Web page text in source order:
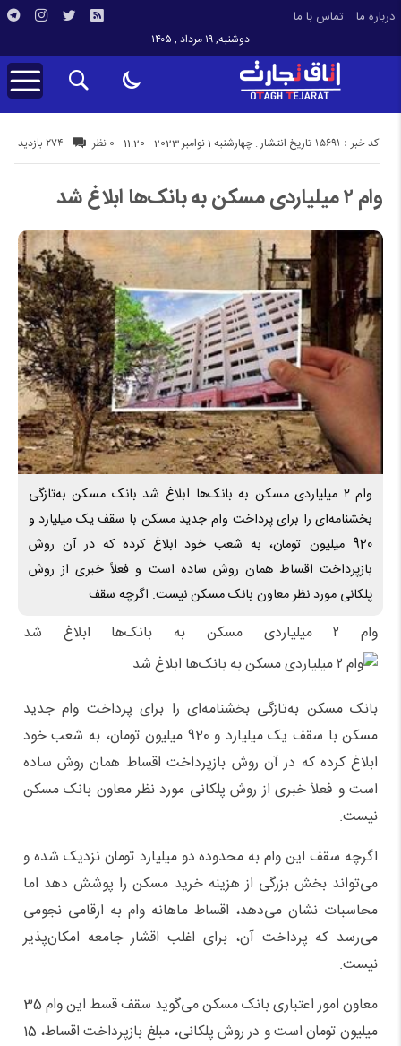
درباره ما تماس با ما
دوشنبه, ۱۹ مرداد , ۱۴۰۵
تاریخ انتشار : چهارشنبه 1 نوامبر 2023 - 11:20 274 بازدید کد خبر : 15691 0 نظر
وام ۲ میلیاردی مسکن به بانک‌ها ابلاغ شد
وام ۲ میلیاردی مسکن به بانک‌ها ابلاغ شد بانک مسکن به‌تازگی
بخشنامه‌ای را برای پرداخت وام جدید مسکن با سقف یک میلیارد و
920 میلیون تومان، به شعب خود ابلاغ کرده که در آن روش
بازپرداخت اقساط همان روش ساده است و فعلاً خبری از روش
پلکانی مورد نظر معاون بانک مسکن نیست. اگرچه سقف
وام ۲ میلیاردی مسکن به بانک‌ها ابلاغ شد
بانک مسکن به‌تازگی بخشنامه‌ای را برای پرداخت وام جدید
مسکن با سقف یک میلیارد و 920 میلیون تومان، به شعب خود
ابلاغ کرده که در آن روش بازپرداخت اقساط همان روش ساده
است و فعلاً خبری از روش پلکانی مورد نظر معاون بانک مسکن
نیست.
اگرچه سقف این وام به محدوده دو میلیارد تومان نزدیک شده و
می‌تواند بخش بزرگی از هزینه خرید مسکن را پوشش دهد اما
محاسبات نشان می‌دهد، اقساط ماهانه وام به ارقامی نجومی
می‌رسد که پرداخت آن، برای اغلب اقشار جامعه امکان‌پذیر
نیست.
معاون امور اعتباری بانک مسکن می‌گوید سقف قسط این وام 35
میلیون تومان است و در روش پلکانی، مبلغ بازپرداخت اقساط، 15